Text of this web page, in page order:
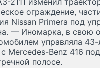
2111 изменил
ограждение,
Nissan Primera под
— Иномарка, в свою
управляла 43-
Mercedes-Benz 416
полосе.